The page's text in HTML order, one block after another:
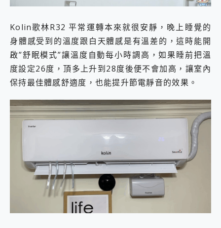
Kolin歌林R32 平常運轉本來就很安靜，晚上睡覺的
身體感受到的溫度跟白天體感是有溫差的，這時能開
啟”舒眠模式”讓溫度自動每小時調高，如果睡前把溫
度設定26度，頂多上升到28度後便不會加高，讓室內
保持最佳體感舒適度，也能提升節電靜音的效果。